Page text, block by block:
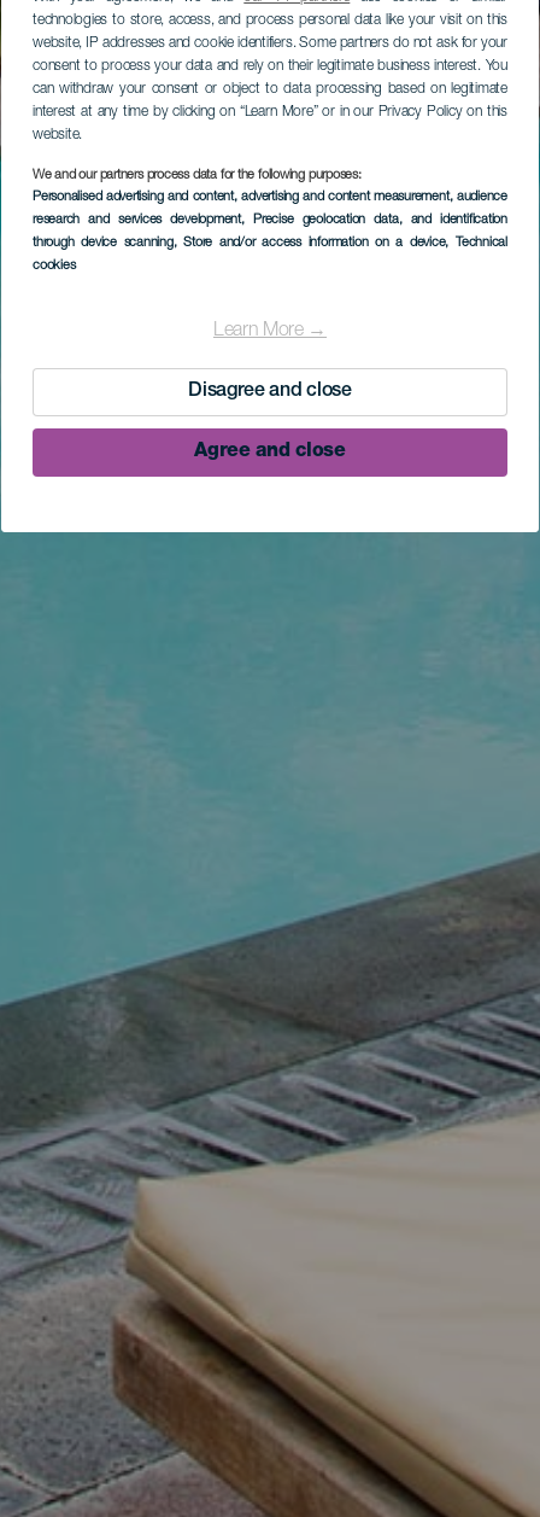
technologies to store, access, and process personal data like your visit on this
website, IP addresses and cookie identifiers. Some partners do not ask for your
consent to process your data and rely on their legitimate business interest. You
can withdraw your consent or object to data processing based on legitimate
interest at any time by clicking on “Learn More” or in our Privacy Policy on this
website.
We and our partners process data for the following purposes:
Personalised advertising and content, advertising and content measurement, audience
research and services development, Precise geolocation data, and identification
through device scanning, Store and/or access information on a device, Technical
cookies
Learn More →
Disagree and close
Agree and close